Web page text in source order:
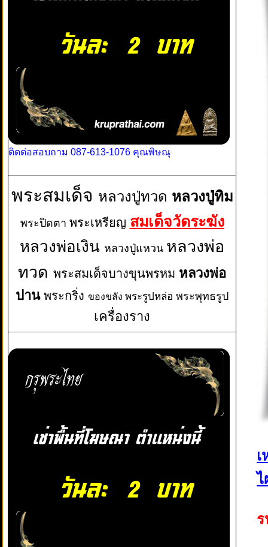
ติดต่อสอบถาม 087-613-1076 คุณพิษณุ
พระสมเด็จ หลวงปู่ทวด หลวงปู่ทิม
พระปิดตา พระเหรียญ สมเด็จวัดระฆัง
หลวงพ่อเงิน หลวงปู่แหวน หลวงพ่อ
ทวด พระสมเด็จบางขุนพรหม หลวงพ่อ
ปาน พระกริ่ง ของขลัง พระรูปหล่อ พระพุทธรูป
เครื่องราง
ไ